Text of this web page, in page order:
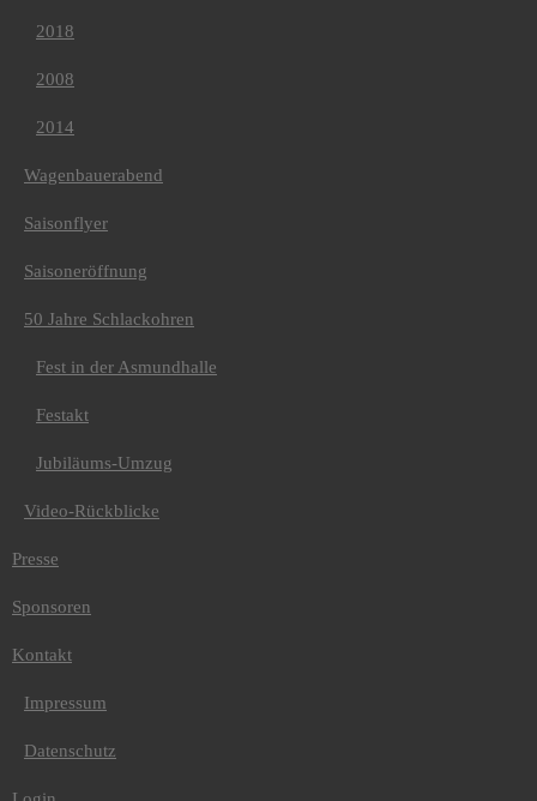
2018
2008
2014
Wagenbauerabend
Saisonflyer
Saisoneröffnung
50 Jahre Schlackohren
Fest in der Asmundhalle
Festakt
Jubiläums-Umzug
Video-Rückblicke
Presse
Sponsoren
Kontakt
Impressum
Datenschutz